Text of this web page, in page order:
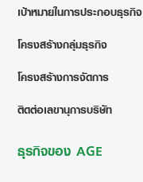
เป้าหมายในการประกอบธุรกิจ
โครงสร้างกลุ่มธุรกิจ
โครงสร้างการจัดการ
ติดต่อเลขานุการบริษัท
ธุรกิจของ AGE